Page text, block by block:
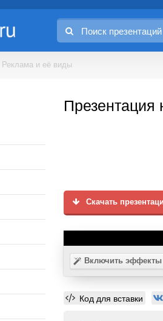
Реклама и её виды
Скачать
Включить эффекты
Код для вставки